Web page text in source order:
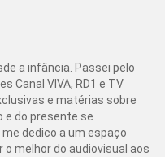
a infância. Passei pelo
Canal VIVA, RD1 e TV
e matérias sobre
e do presente se
dedico a um espaço
melhor do audiovisual aos